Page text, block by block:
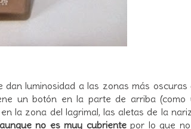
dan luminosidad a las zonas más oscuras
un botón en la parte de arriba (como
la zona del lagrimal, las aletas de la
no es muy cubrientepor lo que